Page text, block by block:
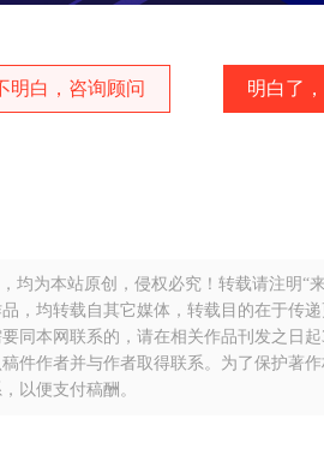
明白，咨询顾问 明白了
均为本站原创，侵权必究！转载请注明“
，均转载自其它媒体，转载目的在于传
同本网联系的，请在相关作品刊发之日
件作者并与作者取得联系。为了保护著
以便支付稿酬。